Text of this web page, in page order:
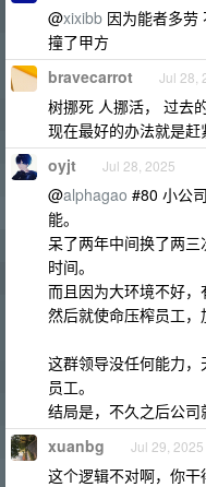
@xixibb 因为能者多劳
撞了甲方
bravecarrot Jul 28,
树挪死 人挪活， 过去
现在最好的办法就是
oyjt Jul 28, 2025
@alphagao #80 小公
能。
呆了两年中间换了两
时间。
而且因为大环境不好，
然后就使命压榨员工，
这群领导没任何能力
员工。
结局是，不久之后公司
xuanbg Jul 29, 2025
这个逻辑不对啊，你